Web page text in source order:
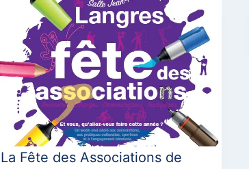
La Fête des Associations de